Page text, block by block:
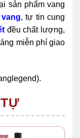
sản phẩm vang
, tự tin cung
đều chất lượng,
miễn phí giao